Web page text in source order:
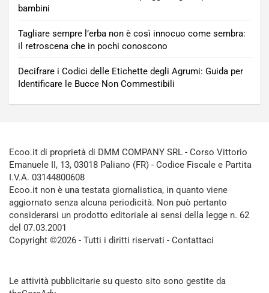
bambini
Tagliare sempre l’erba non è così innocuo come sembra:
il retroscena che in pochi conoscono
Decifrare i Codici delle Etichette degli Agrumi: Guida per
Identificare le Bucce Non Commestibili
Ecoo.it di proprietà di DMM COMPANY SRL - Corso Vittorio
Emanuele II, 13, 03018 Paliano (FR) - Codice Fiscale e Partita
I.V.A. 03144800608
Ecoo.it non è una testata giornalistica, in quanto viene
aggiornato senza alcuna periodicità. Non può pertanto
considerarsi un prodotto editoriale ai sensi della legge n. 62
del 07.03.2001
Copyright ©2026 - Tutti i diritti riservati - Contattaci
Le attività pubblicitarie su questo sito sono gestite da